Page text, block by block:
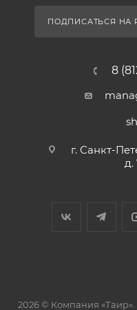
ПОДПИСАТЬСЯ НА
8
г. Санкт-
2026 © Компания